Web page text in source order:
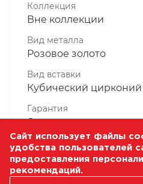
Коллекция
Вне коллекции
Вид металла
Розовое золото
Вид вставки
Кубический цирконий
Гарантия
6 месяцев
Комплектность, шт
1 Штука
Масса, гр
Сайт использует файлы
удобства пользователей
предоставления
рекомендаций.